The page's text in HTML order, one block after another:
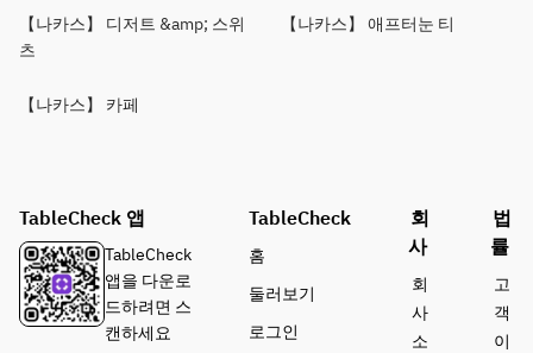
【나카스】 디저트 &amp; 스위
츠
【나카스】 애프터눈 티
【나카스】 카페
TableCheck 앱
TableCheck
앱을 다운로
드하려면 스
캔하세요
TableCheck
홈
둘러보기
로그인
회
사
회
사
소
법
률
고
객
이